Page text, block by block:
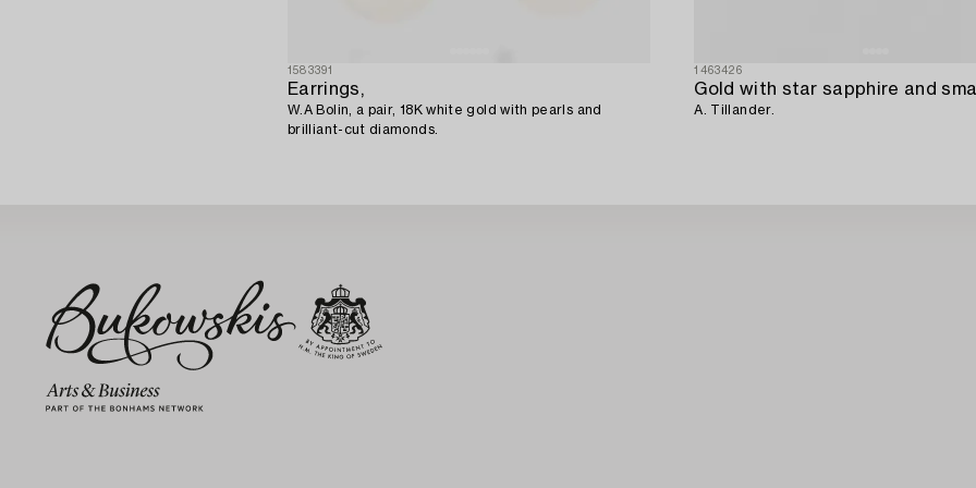
1583391
Earrings,
W.A Bolin, a pair, 18K white gold with pearls and
brilliant-cut diamonds.
1463426
A. Tillander.